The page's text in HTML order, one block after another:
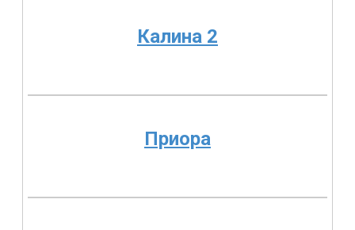
Калина 2
Приора